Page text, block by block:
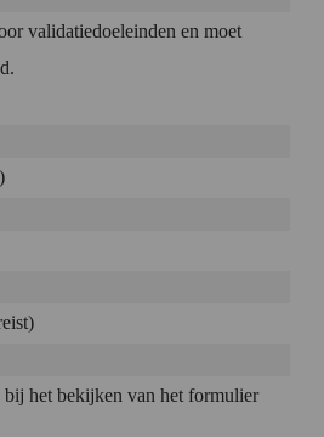
validatiedoeleinden en moet
het bekijken van het formulier